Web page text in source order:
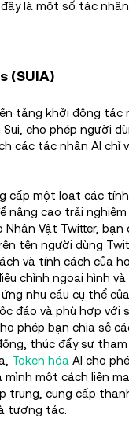
là một số tác
(SUIA)
tảng khởi động tác
cho phép người
các tác nhân AI chỉ
cấp một loạt các
nâng cao trải
Nhân Vật Twitter,
tên người dùng
và tính cách của
chỉnh ngoại hình
nhu cầu cụ thể
đáo và phù hợp với
phép bạn chia sẻ
thúc đẩy sự
Token hóa AI cho
mình một cách liền
trung, cung cấp
tương tác.